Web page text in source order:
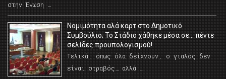
στην Ένωση …
Νομιμότητα αλά καρτ στο Δημοτικό
Συμβούλιο; Το Στάδιο χάθηκε μέσα σε… πέντε
σελίδες προϋπολογισμού!
Τελικά, όπως όλα δείχνουν, ο γιαλός δεν
είναι στραβός… αλλά …